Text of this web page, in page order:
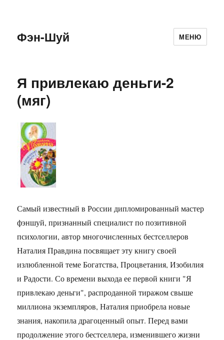
Фэн-Шуй МЕНЮ
Я привлекаю деньги-2
(мяг)
Самый известный в России дипломированный мастер
фэншуй, признанный специалист по позитивной
психологии, автор многочисленных бестселлеров
Наталия Правдина посвящает эту книгу своей
излюбленной теме Богатства, Процветания, Изобилия
и Радости. Со времени выхода ее первой книги "Я
привлекаю деньги", распроданной тиражом свыше
миллиона экземпляров, Наталия приобрела новые
знания, накопила драгоценный опыт. Перед вами
продолжение этого бестселлера, изменившего жизни